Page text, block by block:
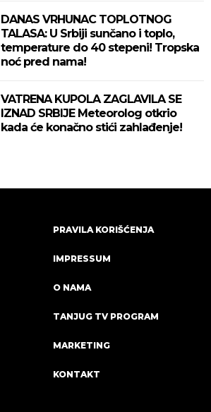
DANAS VRHUNAC TOPLOTNOG
TALASA: U Srbiji sunčano i toplo,
temperature do 40 stepeni! Tropska
noć pred nama!
VATRENA KUPOLA ZAGLAVILA SE
IZNAD SRBIJE Meteorolog otkrio
kada će konačno stići zahlađenje!
PRAVILA KORIŠĆENJA
IMPRESSUM
O NAMA
TANJUG TV PROGRAM
MARKETING
KONTAKT